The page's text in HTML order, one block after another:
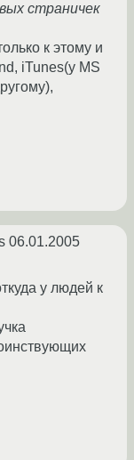
страничек
к этому и
iTunes(у MS
06.01.2005
у людей к